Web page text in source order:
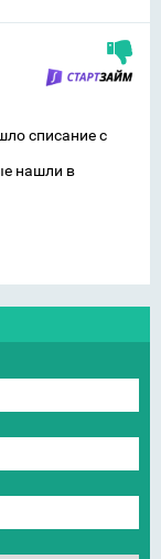
списание с
нашли в